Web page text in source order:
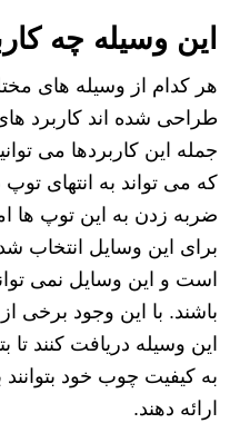
این وسیله چه
هر کدام از وسیله های
طراحی شده اند کاربرد های
جمله این کاربردها می‌
که می‌ تواند به انتهای
ضربه زدن به این توپ‌ ها
برای این وسایل انتخاب
است و این وسایل نمی‌
باشند. با این وجود برخی
این وسیله دریافت کنند تا
به کیفیت چوب خود
ارائه دهند.